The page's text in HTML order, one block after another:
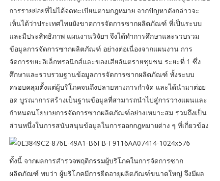
การรายย่อยที่ไม่ได้จดทะเบียนตามกฎหมาย จากปัญหาดังกล่าวจะ
เห็นได้ว่าประเทศไทยยังขาดการจัดการซากผลิตภัณฑ์ ที่เป็นระบบ
และมีประสิทธิภาพ แผนงานวิจัยฯ จึงได้ทำการศึกษาและรวบรวม
ข้อมูลการจัดการซากผลิตภัณฑ์ อย่างต่อเนื่องจากแผนงาน การ
จัดการขยะอิเล็กทรอนิกส์และของเสียอันตรายชุมชน ระยะที่ 1 ซึ่ง
ศึกษาและรวบรวมฐานข้อมูลการจัดการซากผลิตภัณฑ์ ทั้งระบบ
ครอบคลุมตั้งแต่ผู้บริโภคจนถึงปลายทางการกำจัด และได้นำมาต่อย
อด บูรณาการสร้างเป็นฐานข้อมูลที่สามารถนำไปสู่การวางแผนและ
กำหนดนโยบายการจัดการซากผลิตภัณฑ์อย่างเหมาะสม รวมถึงเป็น
ส่วนหนึ่งในการสนับสนุนข้อมูลในการออกกฎหมายต่าง ๆ ที่เกี่ยวข้อง
ทั้งนี้ จากผลการสำรวจพฤติกรรมผู้บริโภคในการจัดการซาก
ผลิตภัณฑ์ พบว่า ผู้บริโภคมีการยืดอายุผลิตภัณฑ์ขนาดใหญ่ จึงมีผล